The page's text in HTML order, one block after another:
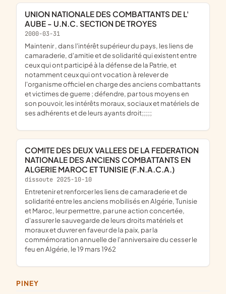
UNION NATIONALE DES COMBATTANTS DE L'
AUBE - U.N.C. SECTION DE TROYES
2000-03-31
maintenir , dans l'intérêt supérieur du pays, les liens de
camaraderie, d'amitie et de solidarité qui existent entre
ceux qui ont participé à la défense de la Patrie, et
notamment ceux qui ont vocation à relever de
l'organisme officiel en charge des anciens combattants
et victimes de guerre ; défendre, par tous moyens en
son pouvoir, les intérêts moraux, sociaux et matériels de
ses adhérents et de leurs ayants droit;;;;;
COMITE DES DEUX VALLEES DE LA FEDERATION
NATIONALE DES ANCIENS COMBATTANTS EN
ALGERIE MAROC ET TUNISIE (F.N.A.C.A.)
dissoute 2025-10-10
entretenir et renforcer les liens de camaraderie et de
solidarité entre les anciens mobilisés en Algérie, Tunisie
et Maroc, leur permettre, par une action concertée,
d'assurer le sauvegarde de leurs droits matériels et
moraux et duvrer en faveur de la paix, par la
commémoration annuelle de l'anniversaire du cesser le
feu en Algérie, le 19 mars 1962
PINEY